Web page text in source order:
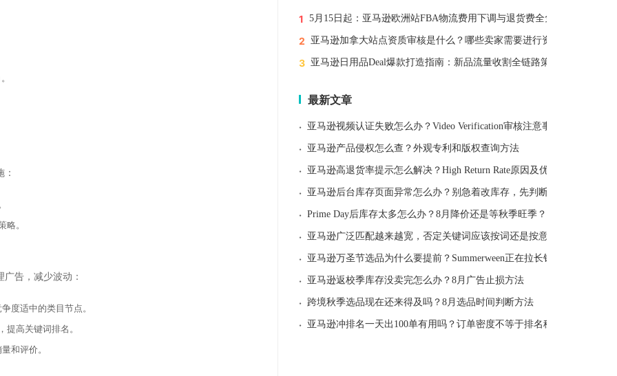
。
告，减少波动：
度适中的类目节点。
高关键词排名。
和评价。
亚马逊站外推广体系课
亚马逊春季大促
Deal平台
亚马逊选品思路
亚马逊旺季 亚马逊BD
站外引流
选品策略
Deal站 PrimeDay
站外促销
1 5月15日起：亚马逊欧洲站FBA物流费用下调与退货费全免解读
2 亚马逊加拿大站点资质审核是什么？哪些卖家需要进行资质审核？
3 亚马逊日用品Deal爆款打造指南：新品流量收割全链路策略
最新文章
· 亚马逊视频认证失败怎么办？Video Verification审核注意事项
· 亚马逊产品侵权怎么查？外观专利和版权查询方法
· 亚马逊高退货率提示怎么解决？High Return Rate原因及优化方法
· 亚马逊后台库存页面异常怎么办？别急着改库存，先判断是不是系统故障
· Prime Day后库存太多怎么办？8月降价还是等秋季旺季？
· 亚马逊广泛匹配越来越宽，否定关键词应该按词还是按意图？
· 亚马逊万圣节选品为什么要提前？Summerween正在拉长销售周期
· 亚马逊返校季库存没卖完怎么办？8月广告止损方法
· 跨境秋季选品现在还来得及吗？8月选品时间判断方法
· 亚马逊冲排名一天出100单有用吗？订单密度不等于排名稳定